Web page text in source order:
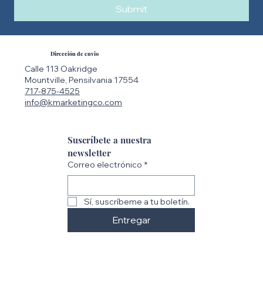
Submit
Dirección de envio
Calle 113 Oakridge
Mountville, Pensilvania 17554
717-875-4525
info@kmarketingco.com
Suscríbete a nuestra
newsletter
Correo electrónico *
Sí, suscríbeme a tu boletín.
Entregar